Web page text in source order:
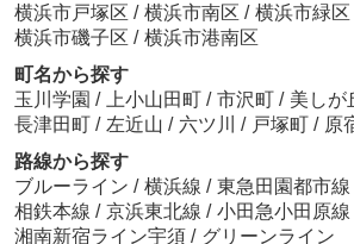
横浜市戸塚区 / 横浜市南区 / 横浜市緑区
横浜市磯子区 / 横浜市港南区
町名から探す
玉川学園 / 上小山田町 / 市沢町 / 美しが
長津田町 / 左近山 / 六ツ川 / 戸塚町 / 原
路線から探す
ブルーライン / 横浜線 / 東急田園都市線
相鉄本線 / 京浜東北線 / 小田急小田原線
湘南新宿ライン宇須 / グリーンライン